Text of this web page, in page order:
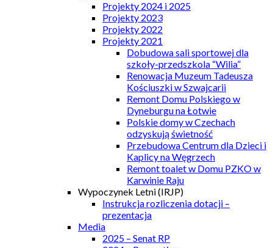
Projekty 2024 i 2025
Projekty 2023
Projekty 2022
Projekty 2021
Dobudowa sali sportowej dla
szkoły-przedszkola “Wilia”
Renowacja Muzeum Tadeusza
Kościuszki w Szwajcarii
Remont Domu Polskiego w
Dyneburgu na Łotwie
Polskie domy w Czechach
odzyskują świetność
Przebudowa Centrum dla Dzieci i
Kaplicy na Węgrzech
Remont toalet w Domu PZKO w
Karwinie Raju
Wypoczynek Letni (IRJP)
Instrukcja rozliczenia dotacji –
prezentacja
Media
2025 – Senat RP